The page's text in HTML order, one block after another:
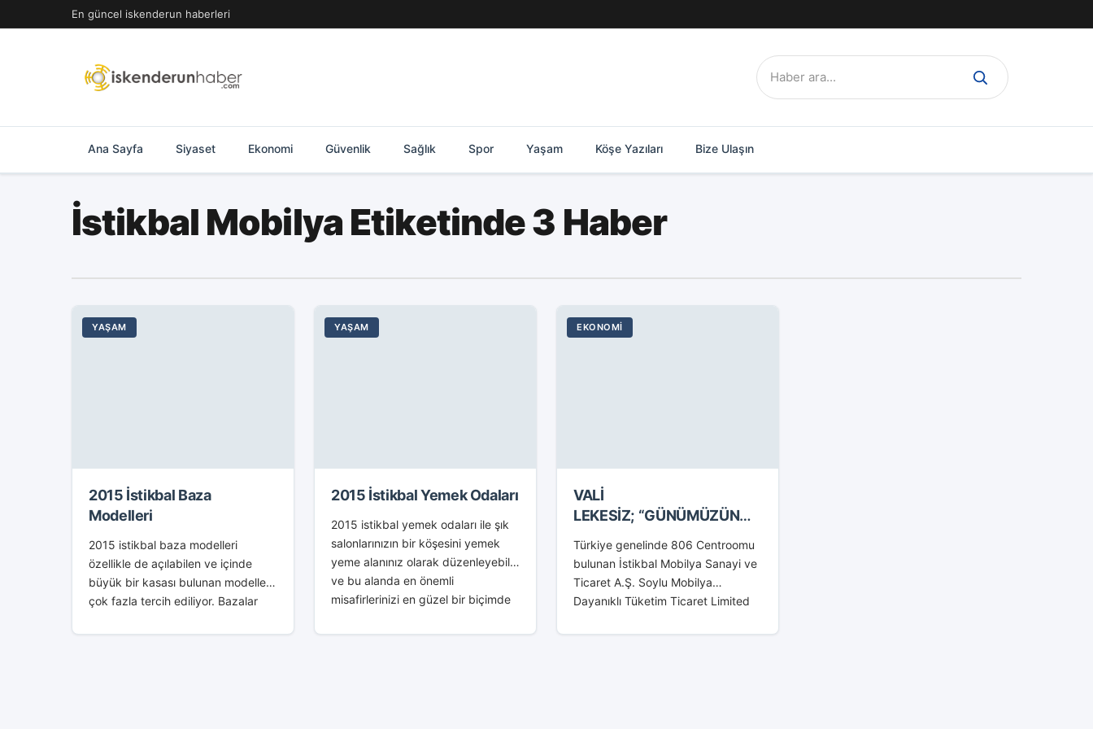
geç
En güncel iskenderun haberleri
Ara:
Ana Sayfa Siyaset Ekonomi Güvenlik Sağlık Spor Yaşam Köşe Yazıları Bize Ulaşın
İstikbal Mobilya Etiketinde 3 Haber
YAŞAM
2015 İstikbal Baza
Modelleri
2015 istikbal baza modelleri
özellikle de açılabilen ve içinde
büyük bir kasası bulunan modelleri
çok fazla tercih ediliyor. Bazalar
her evde bulunması gereken
YAŞAM
2015 İstikbal Yemek Odaları
2015 istikbal yemek odaları ile şık
salonlarınızın bir köşesini yemek
yeme alanınız olarak düzenleyebilir
ve bu alanda en önemli
misafirlerinizi en güzel bir biçimde
yemek odası takımları...
EKONOMI
VALİ
LEKESİZ; “GÜNÜMÜZÜN
GİRİŞİMCİLERDİR”
Türkiye genelinde 806 Centroomu
bulunan İstikbal Mobilya Sanayi ve
Ticaret A.Ş. Soylu Mobilya
Dayanıklı Tüketim Ticaret Limited
girişimiyle 807 İstikbal Centroom’u